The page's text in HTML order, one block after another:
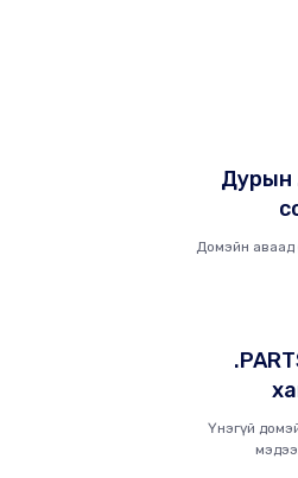
Дурын
Домэйн аваад
Үнэгүй